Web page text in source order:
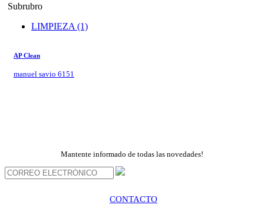
Subrubro
LIMPIEZA (1)
AP Clean
manuel savio 6151
Mantente informado de todas las novedades!
CONTACTO